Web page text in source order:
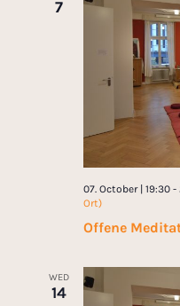
7
Offene
07. October | 19:30-
Ort)
WED
14